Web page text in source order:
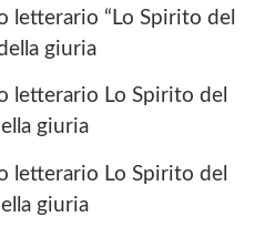
letterario “Lo Spirito del
giuria
letterario Lo Spirito del
giuria
letterario Lo Spirito del
giuria